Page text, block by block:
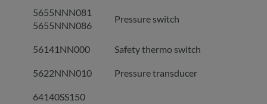
5655NNN081
5655NNN086
Pressure switch
56141NN000 Safety thermo switch
5622NNN010 Pressure transducer
64140SS150